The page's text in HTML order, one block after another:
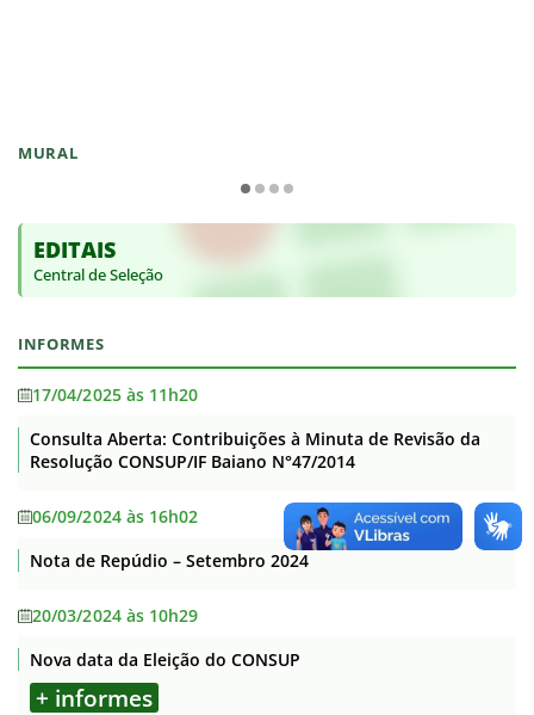
MURAL
EDITAIS
Central de Seleção
INFORMES
17/04/2025 às 11h20
Consulta Aberta: Contribuições à Minuta de Revisão da
Resolução CONSUP/IF Baiano N°47/2014
06/09/2024 às 16h02
Nota de Repúdio – Setembro 2024
20/03/2024 às 10h29
Nova data da Eleição do CONSUP
+ informes